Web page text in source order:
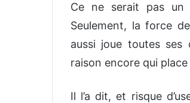
Ce ne serait pas un
Seulement, la force
aussi joue toutes ses
raison encore qui
Il l’a dit, et risque